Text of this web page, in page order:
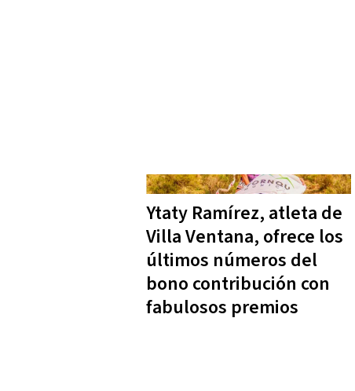
Ytaty Ramírez, atleta de
Villa Ventana, ofrece los
últimos números del
bono contribución con
fabulosos premios